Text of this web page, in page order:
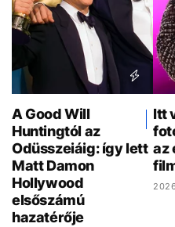
A Good Will
Huntingtól az
Odüsszeiáig: így lett
Matt Damon
Hollywood
elsőszámú
hazatérője
Itt
az